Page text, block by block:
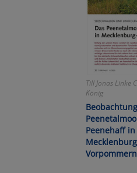
Till Jonas Linke
König
Peenehaff in
Vorpommern